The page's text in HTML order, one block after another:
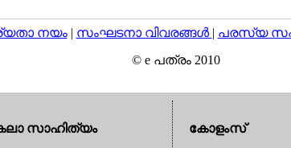
നയം| സംഘടനാ വിവരങ്ങള്‍ | പരസ്യ
© e പത്രം 2010
സാഹിത്യം
കോളംസ്